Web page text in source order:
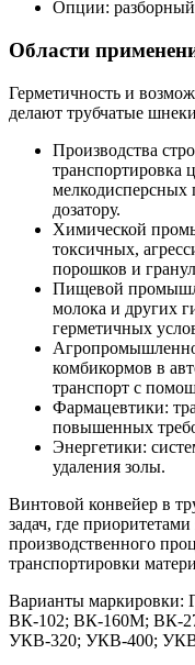
Опции: разборный
Области
Герметичность и
делают трубчатые
Производства
транспортировка
мелкодисперсных
дозатору.
Химической
токсичных,
порошков и
Пищевой
молока и других
герметичных
комбикормов в
транспорт с
Фармацевтики:
повышенных
Энергетики:
удаления золы.
Винтовой конвейер в
задач, где
производственного
транспортировки
Варианты маркировки:
ВК-102; ВК-160М; ВК-
УКВ-320; УКВ-400;